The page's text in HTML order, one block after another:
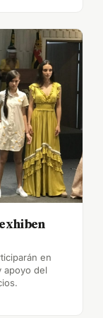
en
apoyo del